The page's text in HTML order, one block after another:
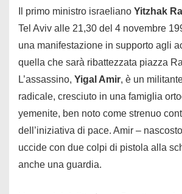
Il primo ministro israeliano Yitzhak
Tel Aviv alle 21,30 del 4 novembre
una manifestazione in supporto agli
quella che sarà ribattezzata piazza
L’assassino, Yigal Amir, è un
radicale, cresciuto in una famiglia
yemenite, ben noto come strenuo
dell’iniziativa di pace. Amir –
uccide con due colpi di pistola alla
anche una guardia.